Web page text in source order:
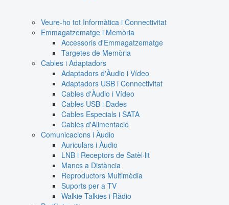
Veure-ho tot Informàtica i Connectivitat
Emmagatzematge i Memòria
Accessoris d'Emmagatzematge
Targetes de Memòria
Cables i Adaptadors
Adaptadors d'Àudio i Vídeo
Adaptadors USB i Connectivitat
Cables d'Àudio i Vídeo
Cables USB i Dades
Cables Especials i SATA
Cables d'Alimentació
Comunicacions i Àudio
Auriculars i Àudio
LNB i Receptors de Satèl·lit
Mancs a Distància
Reproductors Multimèdia
Suports per a TV
Walkie Talkies i Ràdio